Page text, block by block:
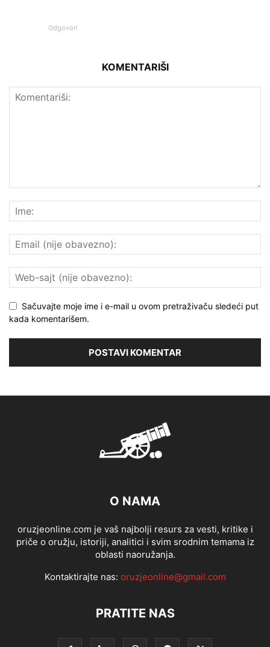
Odgovori
KOMENTARIŠI
Sačuvajte moje ime i e-mail u ovom pretraživaču sledeći put
kada komentarišem.
O NAMA
oruzjeonline.com je vaš najbolji resurs za vesti, kritike i
priče o oružju, istoriji, analitici i svim srodnim temama iz
oblasti naoružanja.
Kontaktirajte nas: oruzjeonline@gmail.com
PRATITE NAS